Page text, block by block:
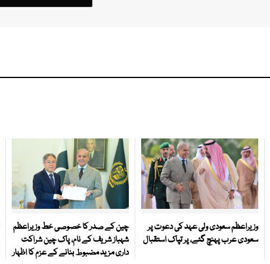
وزیراعظم سعودی ولی عہد کی دعوت پر
سعودی عرب پہنچ گئے، پر تپاک استقبال
چین کے صدر کا خصوصی خط وزیراعظم
شہباز شریف کے نام، پاک چین شراکت
داری مزید مضبوط بنانے کے عزم کا اظہار